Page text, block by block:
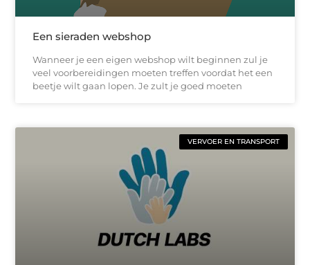
Een sieraden webshop
Wanneer je een eigen webshop wilt beginnen zul je
veel voorbereidingen moeten treffen voordat het een
beetje wilt gaan lopen. Je zult je goed moeten
VERVOER EN TRANSPORT